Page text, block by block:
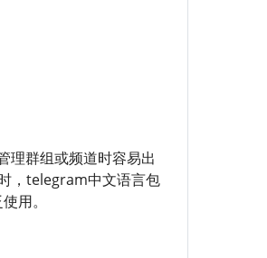
理群组或频道时容易出
，telegram中文语言包
用。